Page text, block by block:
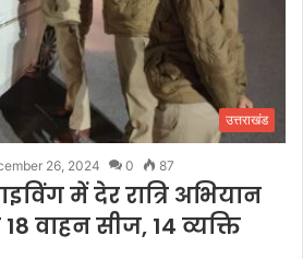
उत्तराखंड
26, 2024 0 87
में देर रात्रि अभियान
वाहन सीज, 14 व्यक्ति